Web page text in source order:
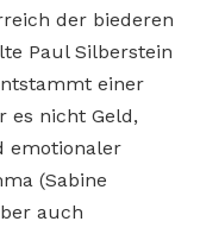
der biederen
Paul Silberstein
einer
es nicht Geld,
emotionaler
(Sabine
auch